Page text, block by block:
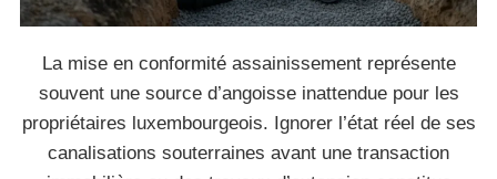
La mise en conformité assainissement représente
souvent une source d’angoisse inattendue pour les
propriétaires luxembourgeois. Ignorer l’état réel de ses
canalisations souterraines avant une transaction